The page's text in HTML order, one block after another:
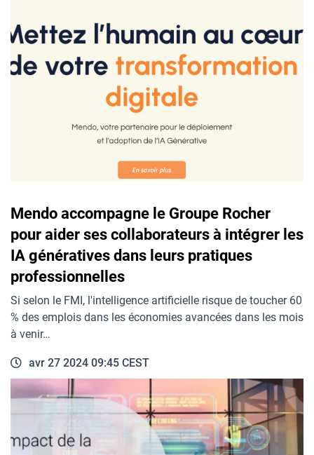
Mendo accompagne le Groupe Rocher
pour aider ses collaborateurs à intégrer les
IA génératives dans leurs pratiques
professionnelles
Si selon le FMI, l'intelligence artificielle risque de toucher 60
% des emplois dans les économies avancées dans les mois
à venir…
avr 27 2024 09:45 CEST